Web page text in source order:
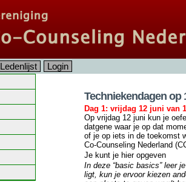
Ledenlijst Login
Techniekendagen op
Dag 1: vrijdag 12 juni van
Op vrijdag 12 juni kun je
datgene waar je op dat
of je op iets in de toekomst
Co-Counseling Nederland
Je kunt je hier opgeven
In deze “basic basics” leer
ligt, kun je ervoor kiezen